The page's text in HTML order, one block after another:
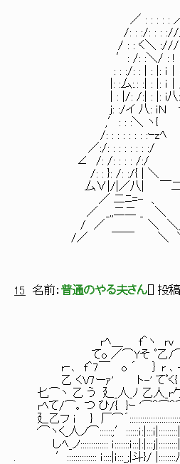
／ : : : : : ／: : : : : : : /
/: : :/: : : :///: : :/: : :/:
/ : : く＼ :///: : :/: : :/:/ :
′: /: :＼/ : ! : :/: : :/:/:
: : :/: : | : |: ｉ│: | : -‐/|
|: :厶:.: :| : |: ｉ│/| /∨
| : |/: /:| : |: i八:r斤┬=
j: :/イ 八: ｉ
,′: : :＼
/: : : : : : : :
／:/: : : : :
∠ /: /: : : : /:/ 丶
/: : }: /: :/{ | ＼ ＞
厶∨|/|／八| ￣二=く :
／ 二ﾆ=- 、 ∨
／ _,,二二 _
/ ／ ＼ ＼__
/／ ￣￣ ＼
15 名前： 普通のやる夫さん ] 投
rﾍ＿ f＾ヽ rv r
てo ／⌒Yそ ﾟ乙/⌒ヽ
r‐､ f＾7￣ o ´ ｝ r ､ -‐ﾍ
乙 くV7ーｧ' ト-' てﾟ
匕⌒ヽ 乙 う 廴_人_ﾉ 乙人_r勹
rﾍて/⌒｡ つ ひ/{ }ｰ '⌒＾⌒＾⌒
廴乙フ i } 厂
'⌒ヽく_人ノ⌒::::::;′::::::ｉ:|:::ｉ
しﾍ_ノ::::::::::::: ｉ:::::::ｉ
. ′:::::::::::::: ｉ::::|ｉ:::_;|斗}/ |::::::::